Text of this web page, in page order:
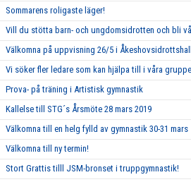
Sommarens roligaste läger!
Vill du stötta barn- och ungdomsidrotten och bli
Välkomna på uppvisning 26/5 i Åkeshovsidrottshall
Vi söker fler ledare som kan hjälpa till i våra
Prova- på träning i Artistisk gymnastik
Kallelse till STG´s Årsmöte 28 mars 2019
Välkomna till en helg fylld av gymnastik 30-31 mars
Välkomna till ny termin!
Stort Grattis tilll JSM-bronset i truppgymnastik!